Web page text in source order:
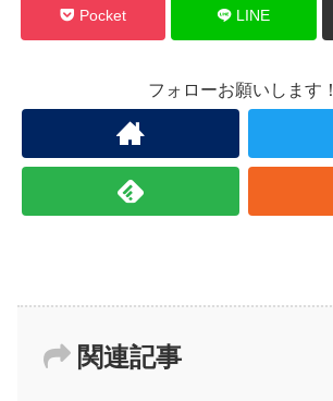
Pocket LINE
フォローお願いします！
関連記事